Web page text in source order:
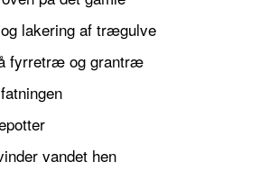
lakering af trægulve
fyrretræ og grantræ
vandet hen